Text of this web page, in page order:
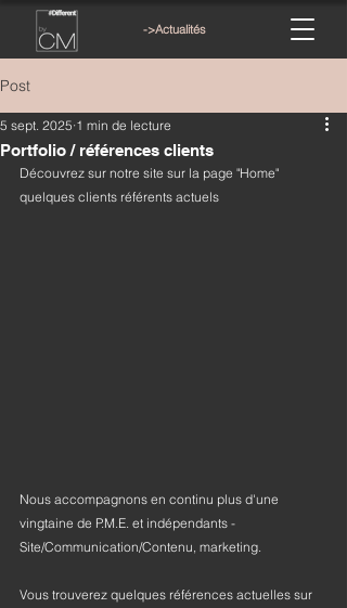
->Actualités
Post
Portfolio / références clients
5 sept. 2025 1 min de lecture
Découvrez sur notre site sur la page "Home"
quelques clients référents actuels
Nous accompagnons en continu plus d'une
vingtaine de P.M.E. et indépendants -
Site/Communication/Contenu, marketing.
Vous trouverez quelques références actuelles sur